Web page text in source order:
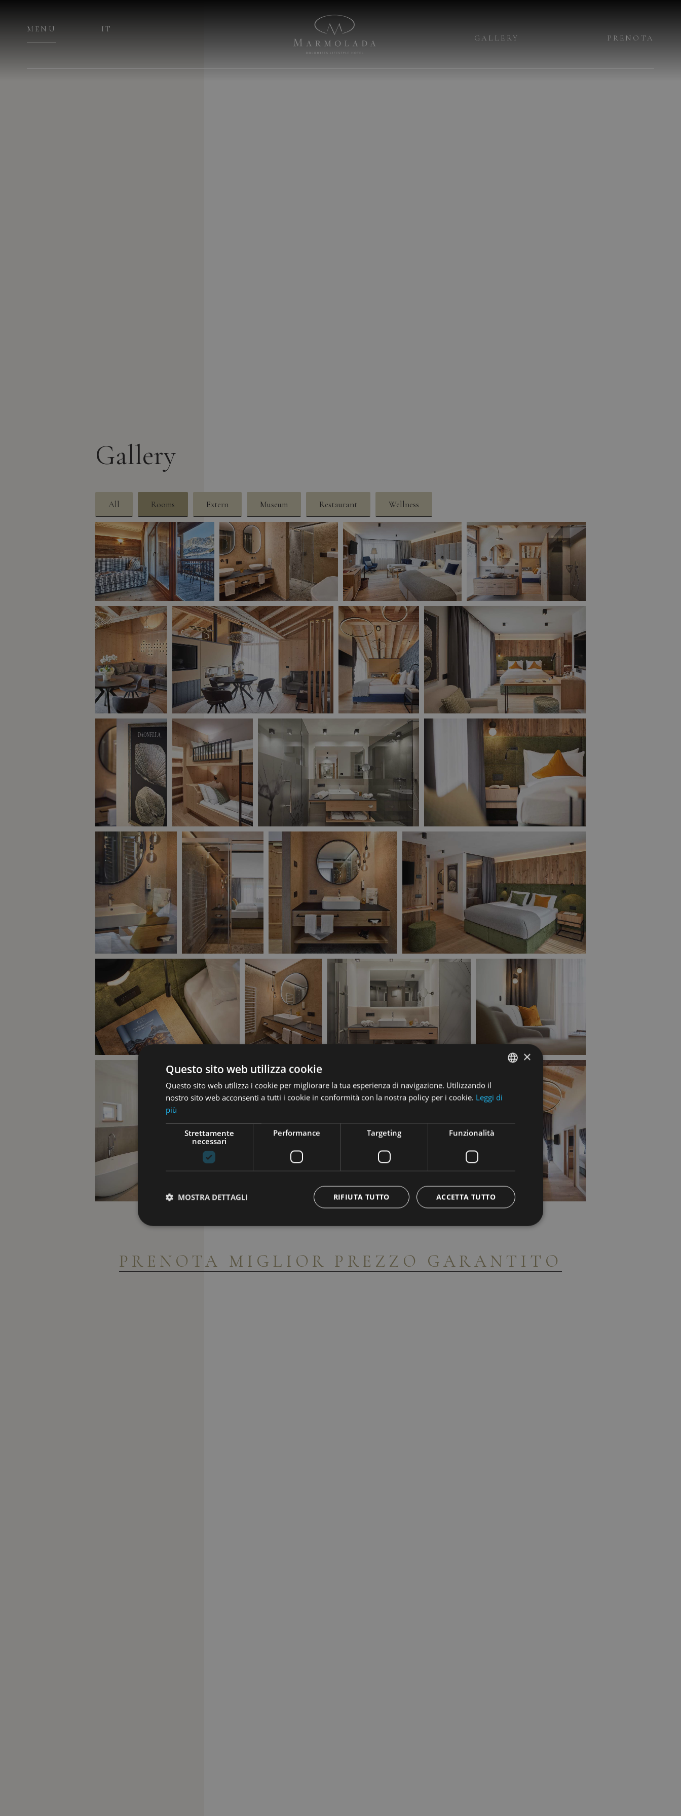
MENU
PRENOTA
IT
GALLERY
Gallery
All Rooms Extern Museum Restaurant Wellness
PRENOTA MIGLIOR PREZZO GARANTITO
ITALIAN
×
Questo sito web utilizza cookie
Questo sito web utilizza i cookie per migliorare la tua esperienza di navigazione. Utilizzando il
nostro sito web acconsenti a tutti i cookie in conformità con la nostra policy per i cookie. Leggi di
più
Strettamente
necessari
Performance Targeting Funzionalità
ACCETTA TUTTO
RIFIUTA TUTTO
MOSTRA DETTAGLI